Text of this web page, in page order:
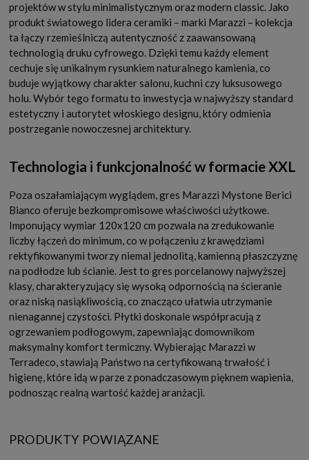
projektów w stylu minimalistycznym oraz modern classic. Jako
produkt światowego lidera ceramiki – marki Marazzi – kolekcja
ta łączy rzemieślniczą autentyczność z zaawansowaną
technologią druku cyfrowego. Dzięki temu każdy element
cechuje się unikalnym rysunkiem naturalnego kamienia, co
buduje wyjątkowy charakter salonu, kuchni czy luksusowego
holu. Wybór tego formatu to inwestycja w najwyższy standard
estetyczny i autorytet włoskiego designu, który odmienia
postrzeganie nowoczesnej architektury.
Technologia i funkcjonalność w formacie XXL
Poza oszałamiającym wyglądem, gres Marazzi Mystone Berici
Bianco oferuje bezkompromisowe właściwości użytkowe.
Imponujący wymiar 120x120 cm pozwala na zredukowanie
liczby łączeń do minimum, co w połączeniu z krawędziami
rektyfikowanymi tworzy niemal jednolitą, kamienną płaszczyznę
na podłodze lub ścianie. Jest to gres porcelanowy najwyższej
klasy, charakteryzujący się wysoką odpornością na ścieranie
oraz niską nasiąkliwością, co znacząco ułatwia utrzymanie
nienagannej czystości. Płytki doskonale współpracują z
ogrzewaniem podłogowym, zapewniając domownikom
maksymalny komfort termiczny. Wybierając Marazzi w
Terradeco, stawiają Państwo na certyfikowaną trwałość i
higienę, które idą w parze z ponadczasowym pięknem wapienia,
podnosząc realną wartość każdej aranżacji.
PRODUKTY POWIĄZANE